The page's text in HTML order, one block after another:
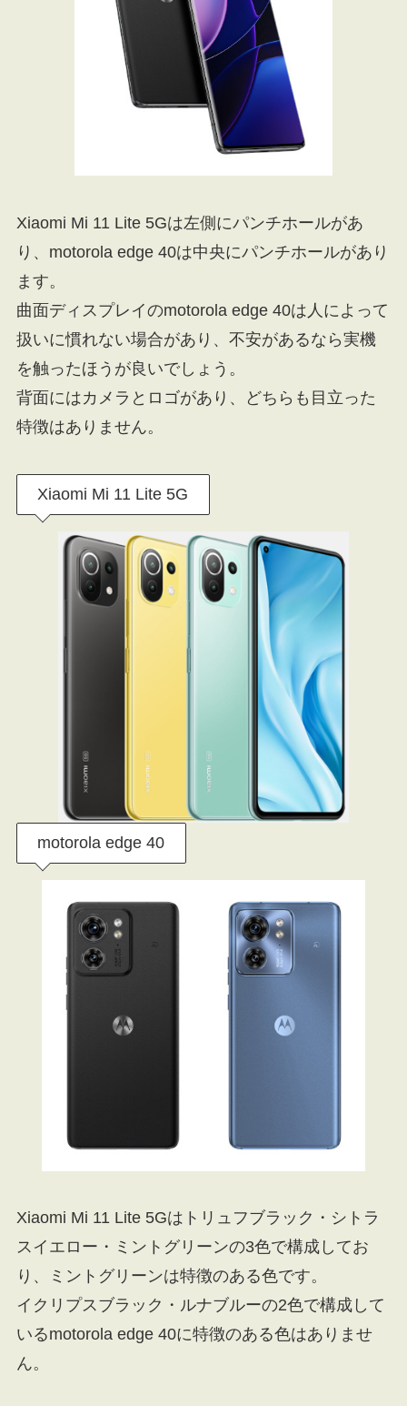
Xiaomi Mi 11 Lite 5Gは左側にパンチホールがあ
り、motorola edge 40は中央にパンチホールがあり
ます。
曲面ディスプレイのmotorola edge 40は人によって
扱いに慣れない場合があり、不安があるなら実機
を触ったほうが良いでしょう。
背面にはカメラとロゴがあり、どちらも目立った
特徴はありません。
Xiaomi Mi 11 Lite 5G
motorola edge 40
Xiaomi Mi 11 Lite 5Gはトリュフブラック・シトラ
スイエロー・ミントグリーンの3色で構成してお
り、ミントグリーンは特徴のある色です。
イクリプスブラック・ルナブルーの2色で構成して
いるmotorola edge 40に特徴のある色はありませ
ん。